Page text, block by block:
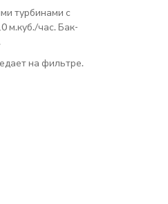
турбинами с
м.куб./час. Бак-
на фильтре.